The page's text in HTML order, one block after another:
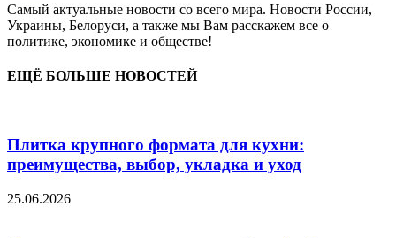
Самый актуальные новости со всего мира. Новости России,
Украины, Белоруси, а также мы Вам расскажем все о
политике, экономике и обществе!
ЕЩЁ БОЛЬШЕ НОВОСТЕЙ
Плитка крупного формата для кухни:
преимущества, выбор, укладка и уход
25.06.2026